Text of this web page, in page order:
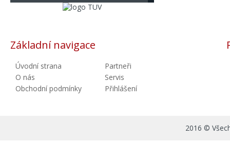
Základní navigace
Úvodní strana
O nás
Obchodní podmínky
Partneři
Servis
Přihlášení
2016 ©